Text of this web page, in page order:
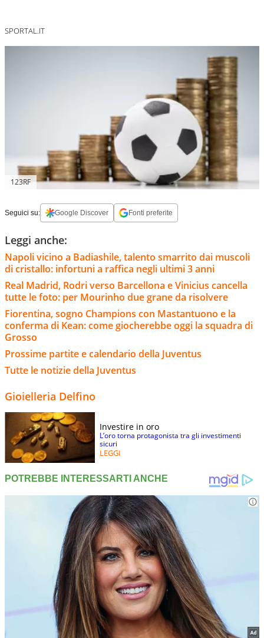
SPORTAL.IT
123RF
Seguici su: Google Discover Fonti preferite
Leggi anche:
Napoli vicino a Badiashile, talento smarrito dai muscoli
di cristallo: infortuni a raffica negli ultimi 3 anni
Real Madrid, Rodri verso Barcellona e Vinicius cancella
tutte le foto: per Mourinho due grane da risolvere
Fiorentina, sogno Champions con Mastantuono e la
conferma di Kean: come giocherebbe oggi la squadra di
Grosso
Prossime partite e calendario della Juventus
Tutte le notizie della Juventus
Gioielleria Delfino
Investire in oro
L’oro torna protagonista tra gli investimenti
sicuri
LEGGI